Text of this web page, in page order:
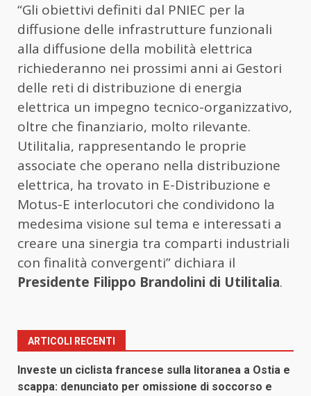
“Gli obiettivi definiti dal PNIEC per la
diffusione delle infrastrutture funzionali
alla diffusione della mobilità elettrica
richiederanno nei prossimi anni ai Gestori
delle reti di distribuzione di energia
elettrica un impegno tecnico-organizzativo,
oltre che finanziario, molto rilevante.
Utilitalia, rappresentando le proprie
associate che operano nella distribuzione
elettrica, ha trovato in E-Distribuzione e
Motus-E interlocutori che condividono la
medesima visione sul tema e interessati a
creare una sinergia tra comparti industriali
con finalità convergenti” dichiara il
Presidente Filippo Brandolini di Utilitalia.
ARTICOLI RECENTI
Investe un ciclista francese sulla litoranea a Ostia e
scappa: denunciato per omissione di soccorso e